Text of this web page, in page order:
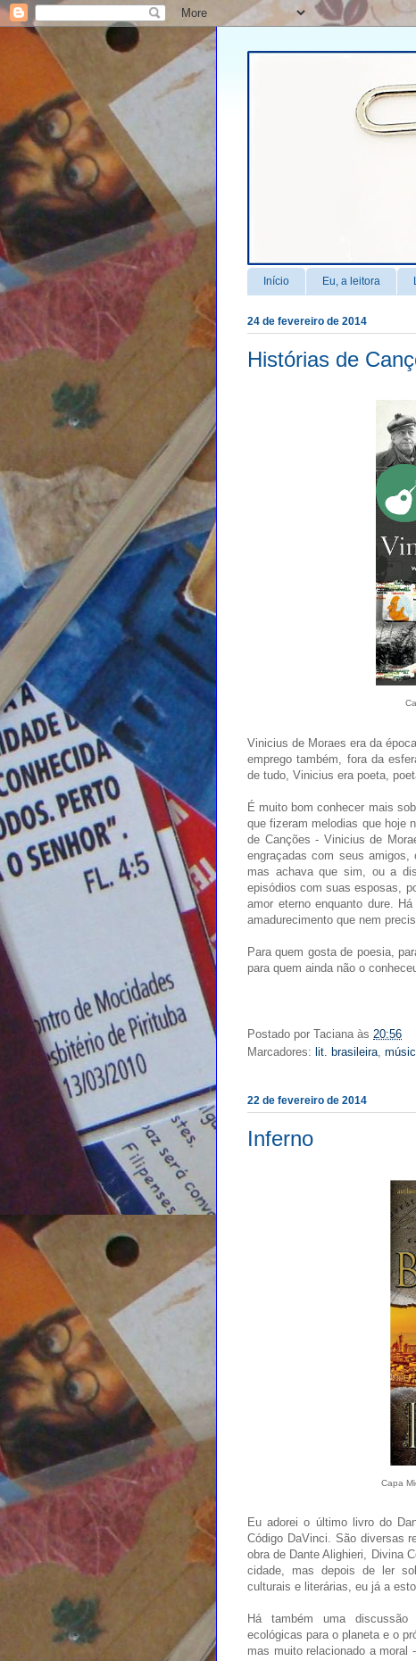
Início Eu, a leitora
24 de fevereiro de 2014
Histórias de
Vinicius de Moraes era da
emprego também, fora da
de tudo, Vinicius era poeta,
É muito bom conhecer mais
que fizeram melodias que hoje
de Canções - Vinicius de
engraçadas com seus amigos,
mas achava que sim, ou a
episódios com suas esposas,
amor eterno enquanto dure.
amadurecimento que nem
Para quem gosta de poesia,
para quem ainda não o
Postado por Taciana às 20:56
Marcadores: lit. brasileira,
22 de fevereiro de 2014
Inferno
Capa
Eu adorei o último livro do
Código DaVinci. São diversas
obra de Dante Alighieri, Divina
cidade, mas depois de ler
culturais e literárias, eu já a
Há também uma discussão
ecológicas para o planeta e o
mas muito relacionado a moral